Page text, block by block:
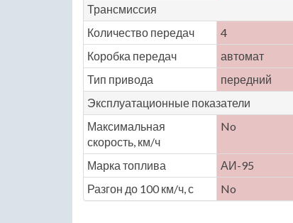
Трансмиссия
Количество передач
4
Коробка передач
автомат
Тип привода
передний
Эксплуатационные показатели
Максимальная
скорость, км/ч
No
Марка топлива АИ-95
Разгон до 100 км/ч, с
No